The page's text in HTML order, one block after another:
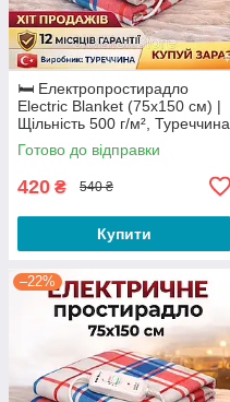
🛏️ Електропростирадло
Electric Blanket (75х150 см) |
Щільність 500 г/м², Туреччина
Готово до відправки
420 ₴ 540 ₴
Купити
–22%